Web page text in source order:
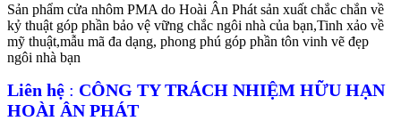
Sản phẩm cửa nhôm PMA do Hoài Ân Phát sản xuất chắc chắn về
kỷ thuật góp phần bảo vệ vững chắc ngôi nhà của bạn,Tinh xảo về
mỹ thuật,mẫu mã đa dạng, phong phú góp phần tôn vinh vẽ đẹp
ngôi nhà bạn
Liên hệ : CÔNG TY TRÁCH NHIỆM HỮU HẠN
HOÀI ÂN PHÁT